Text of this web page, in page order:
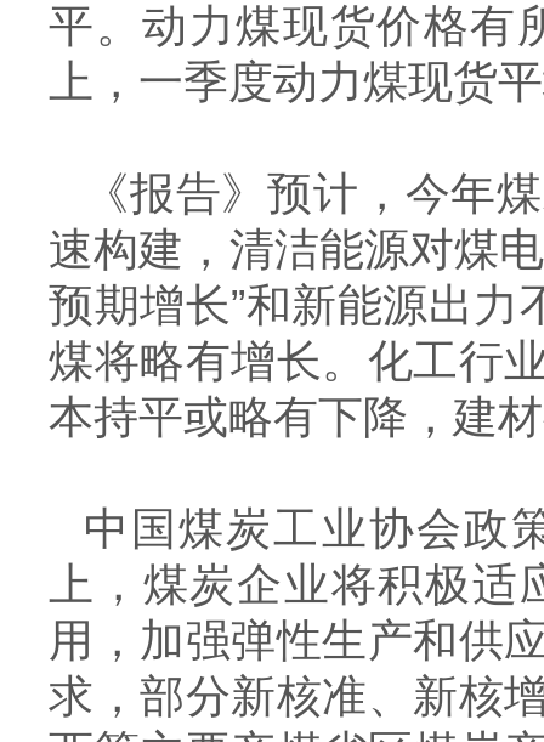
平。动力煤现货价格有
上，一季度动力煤现货
《报告》预计，今年
速构建，清洁能源对煤
预期增长”和新能源出力
煤将略有增长。化工行
本持平或略有下降，建
中国煤炭工业协会政
上，煤炭企业将积极
用，加强弹性生产和供
求，部分新核准、新核